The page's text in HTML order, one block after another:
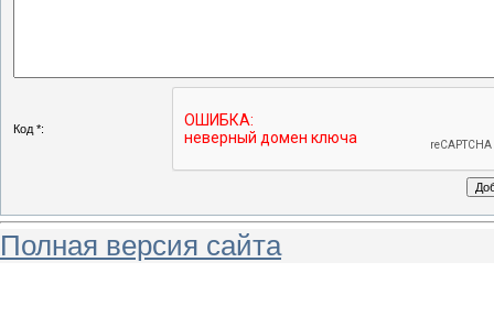
Код *:
Полная версия сайта